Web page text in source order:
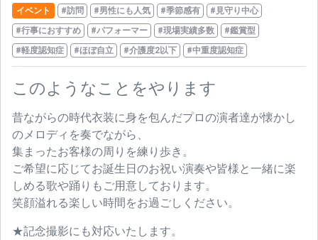
イベント #訪問 #男性にも人気 #季節感有
#見守り中心
#行事におすすめ
#パフォーマー #現場実績多数
#鑑賞型
#軽度認知症
#ほぼ自立 #介護度2以下 #中重度認知症
このようなことをやります
昔ながらの時代衣装に身を包んだプロの演者達が懐かし
のメロディを奏でながら、
集まったお客様の周りを練り歩き。
ご希望に応じてお誕生日のお祝い演奏や皆様と一緒に楽
しめる歌や踊りもご用意しております。
笑顔溢れる楽しい時間をお過ごしください。
★記念撮影にも対応いたします。